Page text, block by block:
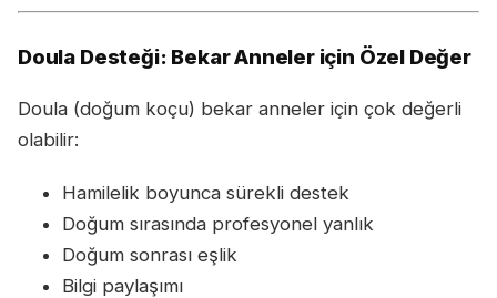
Doula Desteği: Bekar Anneler için Özel Değer
Doula (doğum koçu) bekar anneler için çok değerli
olabilir:
Hamilelik boyunca sürekli destek
Doğum sırasında profesyonel yanlık
Doğum sonrası eşlik
Bilgi paylaşımı